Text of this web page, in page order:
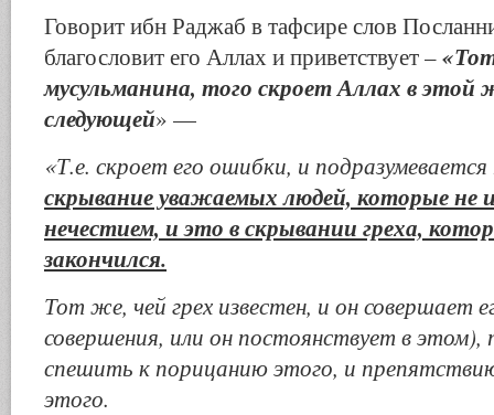
Говорит ибн Раджаб в тафсире слов
благословит его Аллах и приветствует –
мусульманина, того скроет Аллах в этой
следующей» —
«Т.е. скроет его ошибки, и
скрывание уважаемых людей, которые не
нечестием, и это в скрывании греха,
закончился.
Тот же, чей грех известен, и он совершает
совершения, или он постоянствует в этом),
спешить к порицанию этого, и
этого.